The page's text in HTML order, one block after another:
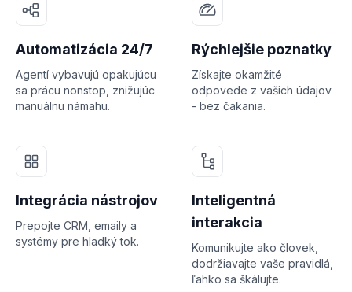
Automatizácia 24/7
Agentí vybavujú opakujúcu
sa prácu nonstop, znižujúc
manuálnu námahu.
Rýchlejšie poznatky
Získajte okamžité
odpovede z vašich údajov
- bez čakania.
Integrácia nástrojov
Prepojte CRM, emaily a
systémy pre hladký tok.
Inteligentná
interakcia
Komunikujte ako človek,
dodržiavajte vaše pravidlá,
ľahko sa škálujte.